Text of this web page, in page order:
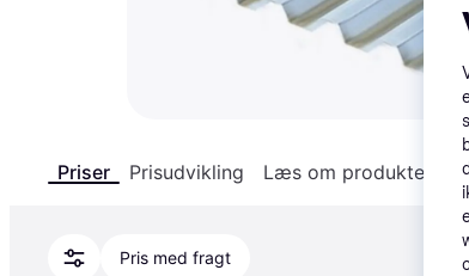
Priser Prisudvikling Læs om produktet
Pris med fragt